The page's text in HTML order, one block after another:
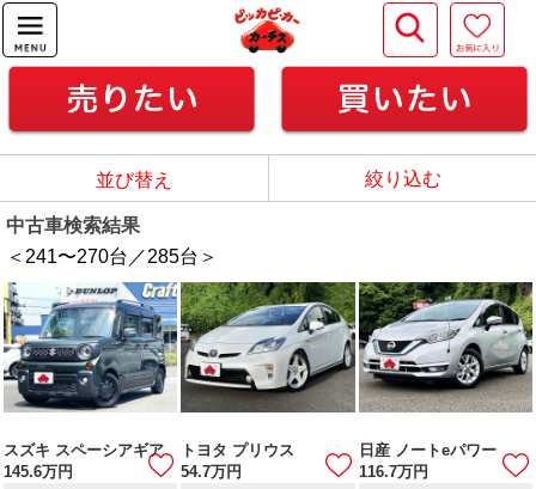
並び替え 絞り込む
中古車検索結果
＜241〜270台／285台＞
スズキ スペーシアギア
145.6万円
トヨタ プリウス
54.7万円
日産 ノートeパワー
116.7万円